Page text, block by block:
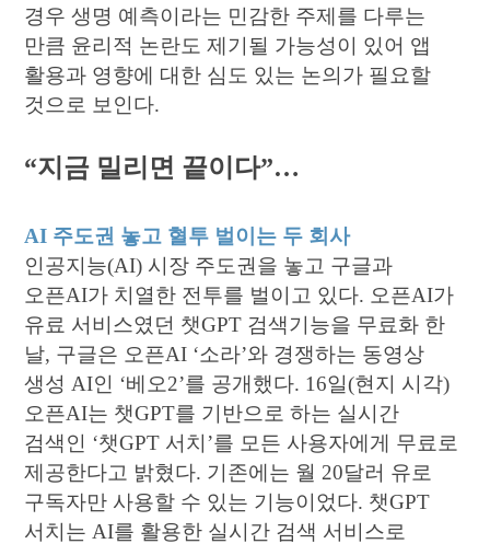
경우 생명 예측이라는 민감한 주제를 다루는
만큼 윤리적 논란도 제기될 가능성이 있어 앱
활용과 영향에 대한 심도 있는 논의가 필요할
것으로 보인다.
“지금 밀리면 끝이다”…
AI 주도권 놓고 혈투 벌이는 두 회사​
인공지능(AI) 시장 주도권을 놓고 구글과
오픈AI가 치열한 전투를 벌이고 있다. 오픈AI가
유료 서비스였던 챗GPT 검색기능을 무료화 한
날, 구글은 오픈AI ‘소라’와 경쟁하는 동영상
생성 AI인 ‘베오2’를 공개했다. 16일(현지 시각)
오픈AI는 챗GPT를 기반으로 하는 실시간
검색인 ‘챗GPT 서치’를 모든 사용자에게 무료로
제공한다고 밝혔다. 기존에는 월 20달러 유로
구독자만 사용할 수 있는 기능이었다. 챗GPT
서치는 AI를 활용한 실시간 검색 서비스로